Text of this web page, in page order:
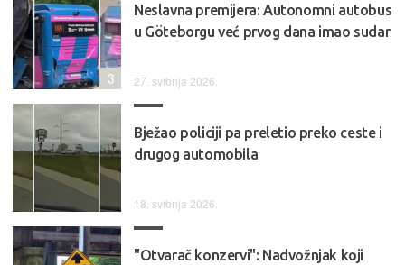
Neslavna premijera: Autonomni autobus
u Göteborgu već prvog dana imao sudar
27. svibnja 2026.
3
Bježao policiji pa preletio preko ceste i
drugog automobila
18. svibnja 2026.
"Otvarač konzervi": Nadvožnjak koji